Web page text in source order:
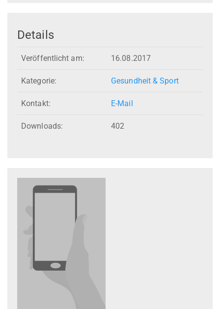
Details
Veröffentlicht am: 16.08.2017
Kategorie: Gesundheit & Sport
Kontakt: E-Mail
Downloads: 402